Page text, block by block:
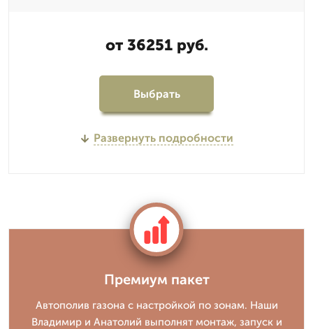
от 36251 руб.
Выбрать
Развернуть подробности
Премиум пакет
Автополив газона с настройкой по зонам. Наши
Владимир и Анатолий выполнят монтаж, запуск и